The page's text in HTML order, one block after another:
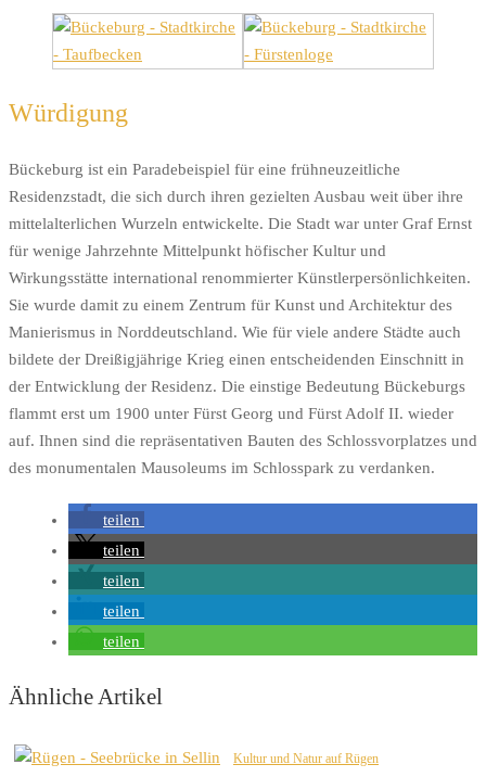
Würdigung
Bückeburg ist ein Paradebeispiel für eine frühneuzeitliche
Residenzstadt, die sich durch ihren gezielten Ausbau weit über ihre
mittelalterlichen Wurzeln entwickelte. Die Stadt war unter Graf Ernst
für wenige Jahrzehnte Mittelpunkt höfischer Kultur und
Wirkungsstätte international renommierter Künstlerpersönlichkeiten.
Sie wurde damit zu einem Zentrum für Kunst und Architektur des
Manierismus in Norddeutschland. Wie für viele andere Städte auch
bildete der Dreißigjährige Krieg einen entscheidenden Einschnitt in
der Entwicklung der Residenz. Die einstige Bedeutung Bückeburgs
flammt erst um 1900 unter Fürst Georg und Fürst Adolf II. wieder
auf. Ihnen sind die repräsentativen Bauten des Schlossvorplatzes und
des monumentalen Mausoleums im Schlosspark zu verdanken.
teilen
teilen
teilen
teilen
teilen
Ähnliche Artikel
Kultur und Natur auf Rügen